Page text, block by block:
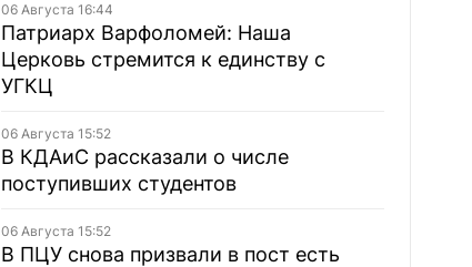
06 Августа 16:44
Патриарх Варфоломей: Наша
Церковь стремится к единству с
УГКЦ
06 Августа 15:52
В КДАиС рассказали о числе
поступивших студентов
06 Августа 15:52
В ПЦУ снова призвали в пост есть